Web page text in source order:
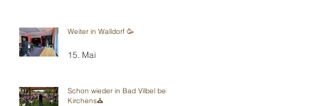
Weiter in Walldorf 🥳
15. Mai
Schon wieder in Bad Vilbel bei
Kirchens⛪️